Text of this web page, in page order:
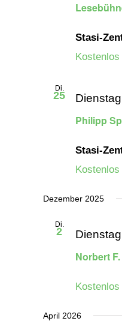
Stasi-
Kostenlos
Di.
25
Philipp
Stasi-
Kostenlos
Dezember 2025
Di.
2
Norbert
Kostenlos
April 2026